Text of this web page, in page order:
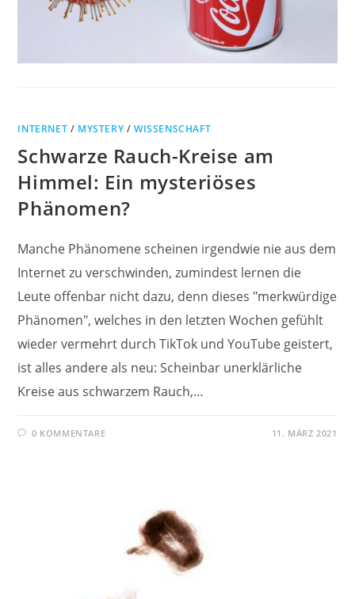
INTERNET / MYSTERY /WISSENSCHAFT
Schwarze Rauch-Kreise am
Himmel: Ein mysteriöses
Phänomen?
Manche Phänomene scheinen irgendwie nie aus dem
Internet zu verschwinden, zumindest lernen die
Leute offenbar nicht dazu, denn dieses "merkwürdige
Phänomen", welches in den letzten Wochen gefühlt
wieder vermehrt durch TikTok und YouTube geistert,
ist alles andere als neu: Scheinbar unerklärliche
Kreise aus schwarzem Rauch,…
0 KOMMENTARE 11. MÄRZ 2021